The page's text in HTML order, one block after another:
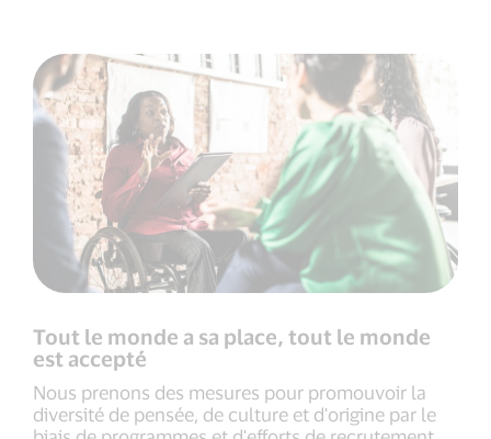
Tout le monde a sa place, tout le monde
est accepté
Nous prenons des mesures pour promouvoir la
diversité de pensée, de culture et d'origine par le